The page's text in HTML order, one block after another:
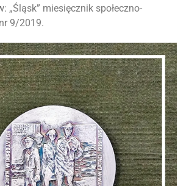
„Śląsk” miesięcznik społeczno-
9/2019.